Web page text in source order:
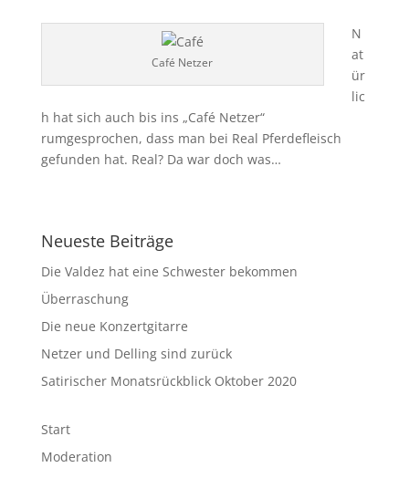
Café Netzer
N
at
ür
lic
h hat sich auch bis ins „Café Netzer“
rumgesprochen, dass man bei Real Pferdefleisch
gefunden hat. Real? Da war doch was…
Neueste Beiträge
Die Valdez hat eine Schwester bekommen
Überraschung
Die neue Konzertgitarre
Netzer und Delling sind zurück
Satirischer Monatsrückblick Oktober 2020
Start
Moderation